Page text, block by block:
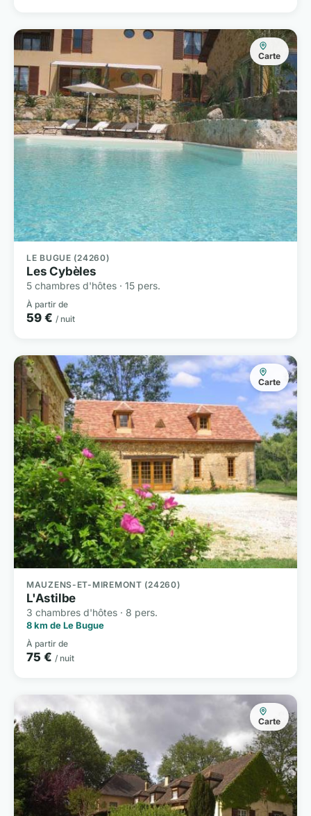
Carte
LE BUGUE (24260)
Les Cybèles
5 chambres d'hôtes · 15 pers.
À partir de
59 € / nuit
Carte
MAUZENS-ET-MIREMONT (24260)
L'Astilbe
3 chambres d'hôtes · 8 pers.
8 km de Le Bugue
À partir de
75 € / nuit
Carte